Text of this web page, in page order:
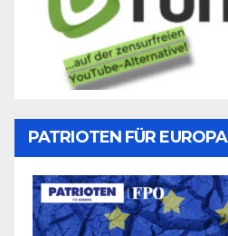
PATRIOTEN FÜR EUROPA